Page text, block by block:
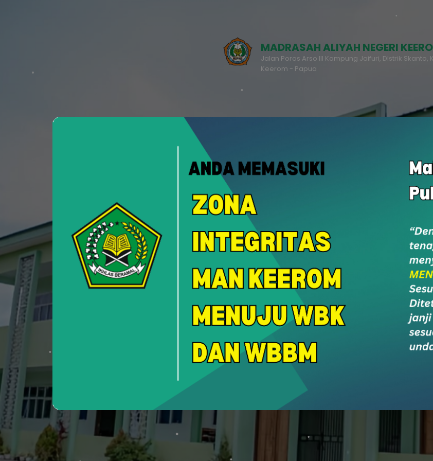
MADRASAH ALIYAH NEGERI
Jalan Poros Arso III Kampung Jaifuri, DIstrik Skanto,
Keerom - Papua
PTSP
Pelayanan Terpadu Satu Pintu
RDM
Rapor Digital Madrasah Penerimaan Peserta
Customer Care
Layanan Pengaduan & Konsultasi
SurNi
PPID MAN Keerom